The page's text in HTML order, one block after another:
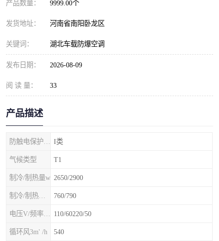
产品数量： 9999.00个
发货地址： 河南省南阳卧龙区
关键词： 湖北车载防爆空调
发布日期： 2026-08-09
阅 读 量： 33
产品描述
I类
气候类型 T1
制冷/制热量w 2650/2900
760/790
110/60220/50
循环风3m' /h 540